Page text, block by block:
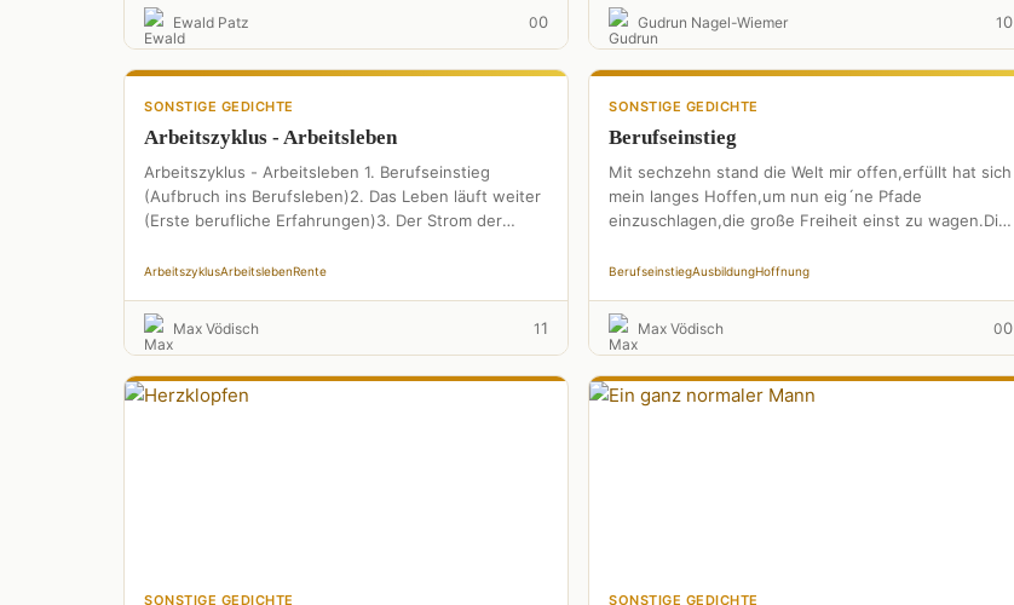
Ewald Patz 00 Gudrun Nagel-Wiemer 10
SONSTIGE GEDICHTE
Arbeitszyklus - Arbeitsleben
Arbeitszyklus - Arbeitsleben 1. Berufseinstieg
(Aufbruch ins Berufsleben)2. Das Leben läuft weiter
(Erste berufliche Erfahrungen)3. Der Strom der
Abseits – …
ArbeitszyklusArbeitslebenRente
Max Vödisch 11
SONSTIGE GEDICHTE
Berufseinstieg
Mit sechzehn stand die Welt mir offen,erfüllt hat sich
mein langes Hoffen,um nun eig´ne Pfade
einzuschlagen,die große Freiheit einst zu wagen.Die
BerufseinstiegAusbildungHoffnung
Max Vödisch 00
SONSTIGE GEDICHTE SONSTIGE GEDICHTE